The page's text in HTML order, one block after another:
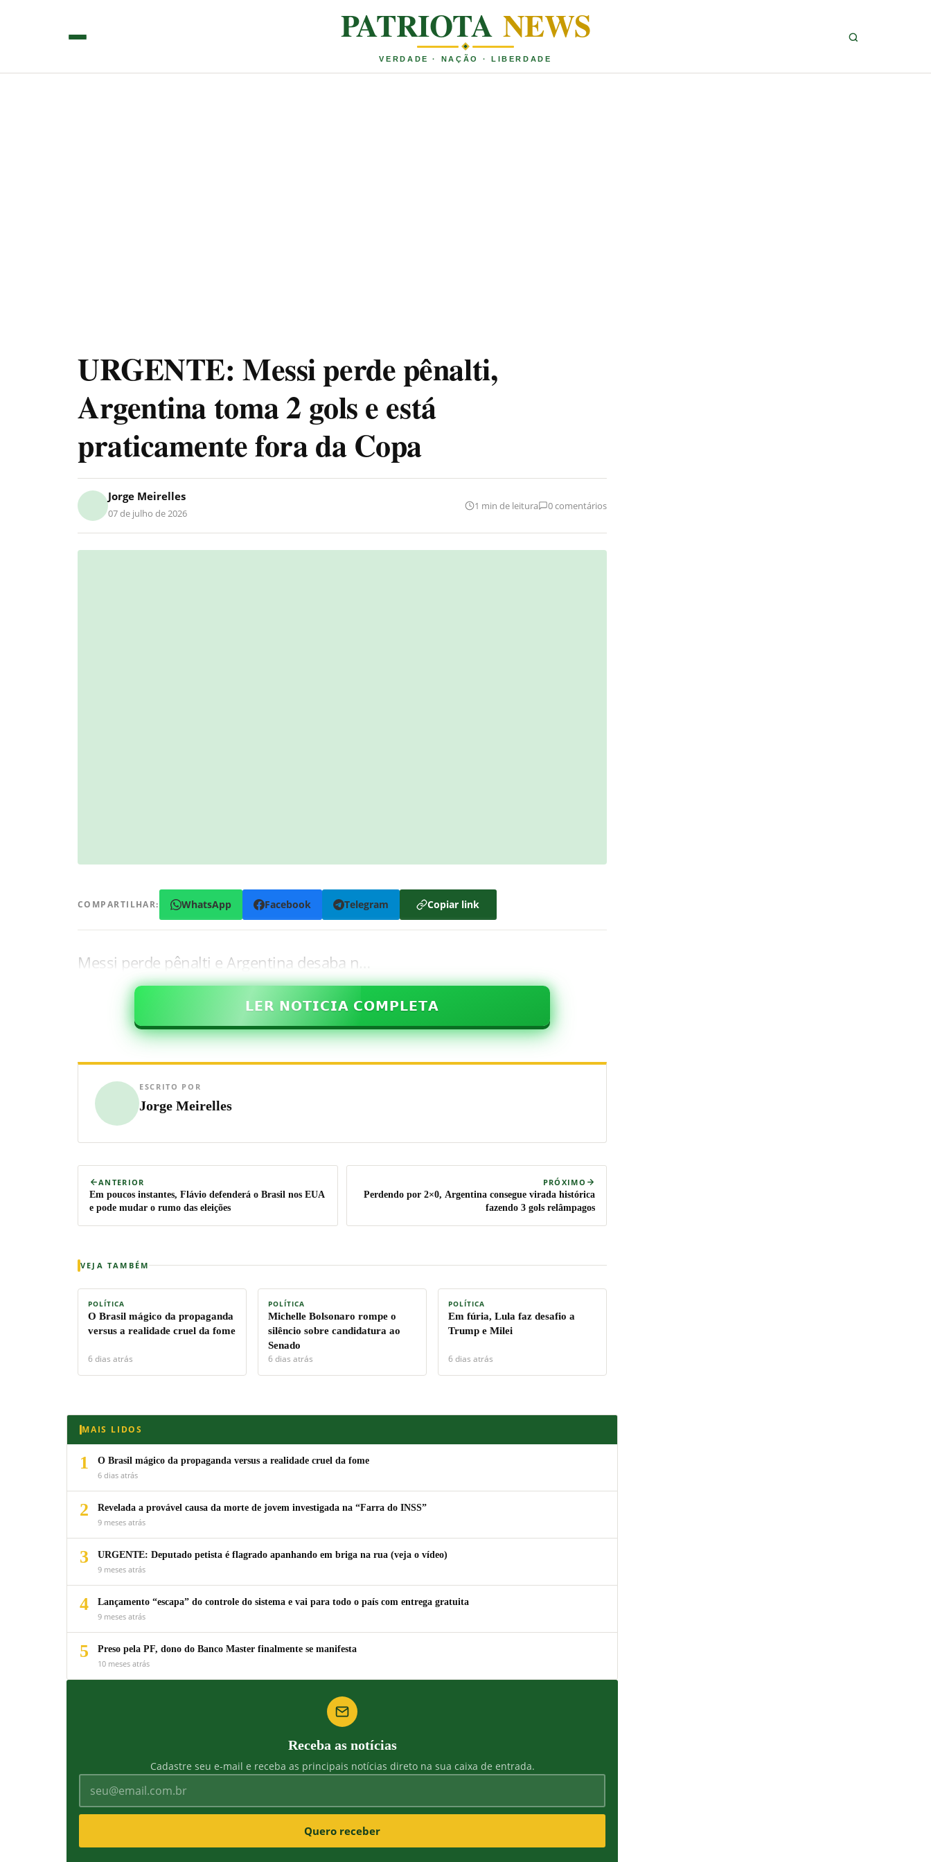
PATRIOTA NEWS
VERDADE · NAÇÃO · LIBERDADE
URGENTE: Messi perde pênalti,
Argentina toma 2 gols e está
praticamente fora da Copa
Jorge Meirelles
07 de julho de 2026
1 min de leitura 0 comentários
COMPARTILHAR: WhatsApp Facebook Telegram Copiar link
Messi perde pênalti e Argentina desaba n…
𝗟𝗘𝗥 𝗡𝗢𝗧𝗜𝗖𝗜𝗔 𝗖𝗢𝗠𝗣𝗟𝗘𝗧𝗔
ESCRITO POR
Jorge Meirelles
ANTERIOR
Em poucos instantes, Flávio defenderá o Brasil nos EUA
e pode mudar o rumo das eleições
PRÓXIMO
Perdendo por 2×0, Argentina consegue virada histórica
fazendo 3 gols relâmpagos
VEJA TAMBÉM
POLÍTICA
O Brasil mágico da propaganda
versus a realidade cruel da fome
6 dias atrás
POLÍTICA
Michelle Bolsonaro rompe o
silêncio sobre candidatura ao
Senado
6 dias atrás
POLÍTICA
Em fúria, Lula faz desafio a
Trump e Milei
6 dias atrás
MAIS LIDOS
1
O Brasil mágico da propaganda versus a realidade cruel da fome
6 dias atrás
2
Revelada a provável causa da morte de jovem investigada na “Farra do INSS”
9 meses atrás
3
URGENTE: Deputado petista é flagrado apanhando em briga na rua (veja o vídeo)
9 meses atrás
4
Lançamento “escapa” do controle do sistema e vai para todo o país com entrega gratuita
9 meses atrás
5
Preso pela PF, dono do Banco Master finalmente se manifesta
10 meses atrás
Receba as notícias
Cadastre seu e-mail e receba as principais notícias direto na sua caixa de entrada.
Quero receber